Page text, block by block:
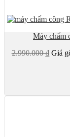
Máy chấm
2.990.000₫ Giá